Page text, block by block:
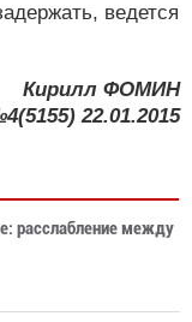
ведется
Кирилл ФОМИН
22.01.2015
расслабление между